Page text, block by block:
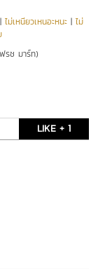
|ไม่เหนียวเหนอะหนะ |ไม่
รช มาร์ท)
LIKE + 1